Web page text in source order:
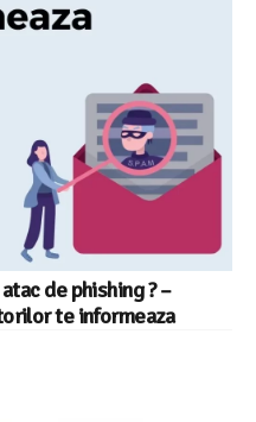
de phishing ? –
te informeaza